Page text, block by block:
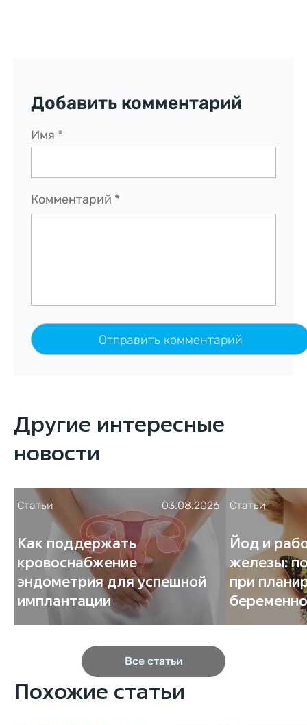
Добавить комментарий
Комментарий *
Имя *
Другие интересные
новости
Статьи 03.08.2026
Как поддержать
кровоснабжение
эндометрия для успешной
имплантации
Статьи
Йод и
железы:
при
Все статьи
Похожие статьи